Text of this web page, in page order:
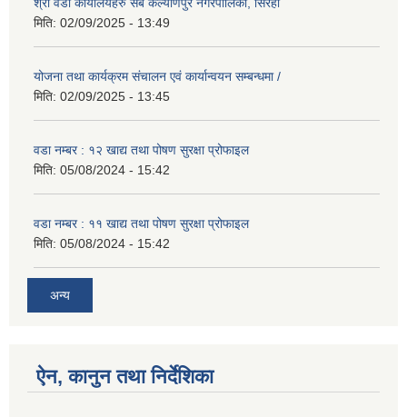
श्री वडा कार्यालयहरु सबै कल्याणपुर नगरपालिका, सिरहा
मिति: 02/09/2025 - 13:49
योजना तथा कार्यक्रम संचालन एवं कार्यान्वयन सम्बन्धमा /
मिति: 02/09/2025 - 13:45
वडा नम्बर : १२ खाद्य तथा पोषण सुरक्षा प्रोफाइल
मिति: 05/08/2024 - 15:42
वडा नम्बर : ११ खाद्य तथा पोषण सुरक्षा प्रोफाइल
मिति: 05/08/2024 - 15:42
अन्य
ऐन, कानुन तथा निर्देशिका